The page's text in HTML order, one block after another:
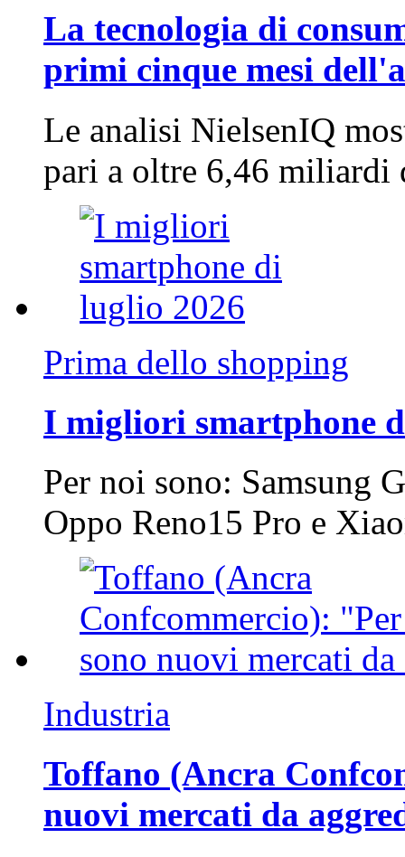
La tecnologia di
primi cinque mesi
Le analisi NielsenIQ
pari a oltre 6,46
Prima dello shopping
I migliori smartphone
Per noi sono: Samsung
Oppo Reno15 Pro e
Industria
Toffano (Ancra
nuovi mercati da